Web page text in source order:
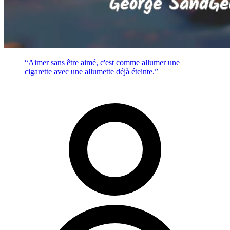
“Aimer sans être aimé, c'est comme allumer une
cigarette avec une allumette déjà éteinte.”